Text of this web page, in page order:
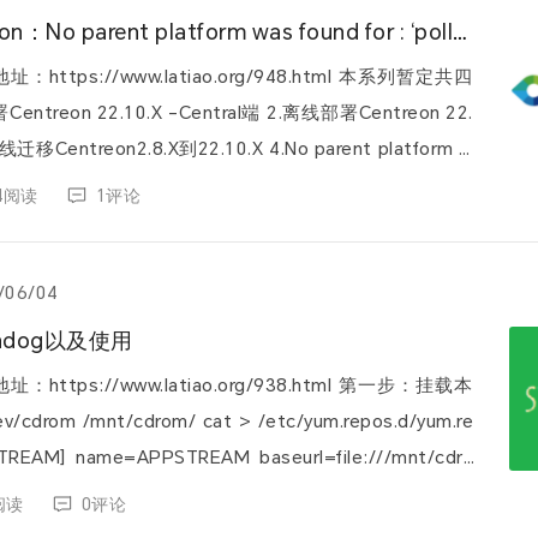
Poller注册Centron：No parent platform was found for : ‘poller1’@’IP’
www.latiao.org/948.html 本系列暂定共四
读 1评论
04
以及使用
www.latiao.org/938.html 第一步：挂载本
name=APPSTREAM baseurl=file:///mnt/cdro
enable=1...
读 0评论